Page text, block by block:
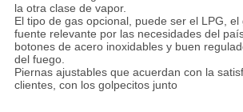
la otra clase de vapor.
El tipo de gas opcional, puede ser el LPG,
fuente relevante por las necesidades del
botones de acero inoxidables y buen
del fuego.
Piernas ajustables que acuerdan con la
clientes, con los golpecitos junto